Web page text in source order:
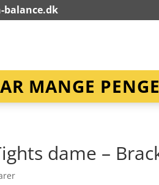
balance.dk
MANGE
dame –